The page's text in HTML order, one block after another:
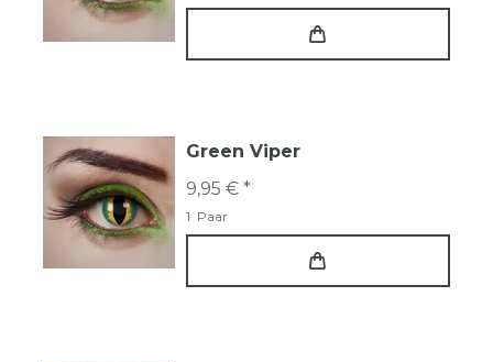
Green Viper
9,95 € *
1 Paar